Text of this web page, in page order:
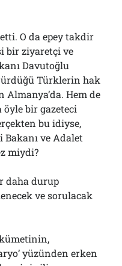
O da epey takdir
bir ziyaretçi ve
Davutoğlu
Türklerin hak
Hem de
öyle bir gazeteci
bu idiyse,
Bakanı ve Adalet
miydi?
daha durup
ve sorulacak
yüzünden erken